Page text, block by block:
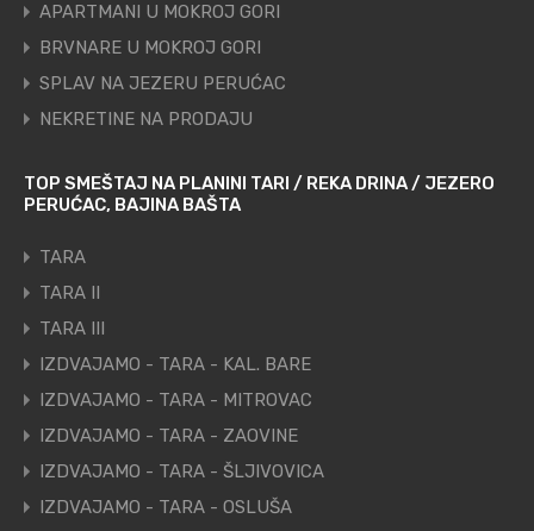
APARTMANI U MOKROJ GORI
BRVNARE U MOKROJ GORI
SPLAV NA JEZERU PERUĆAC
NEKRETINE NA PRODAJU
TOP SMEŠTAJ NA PLANINI TARI / REKA DRINA / JEZERO
PERUĆAC, BAJINA BAŠTA
TARA
TARA II
TARA III
IZDVAJAMO - TARA - KAL. BARE
IZDVAJAMO - TARA - MITROVAC
IZDVAJAMO - TARA - ZAOVINE
IZDVAJAMO - TARA - ŠLJIVOVICA
IZDVAJAMO - TARA - OSLUŠA